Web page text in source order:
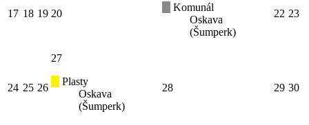
17 18 19 20
Komunál
Oskava
(Šumperk)
22 23
24 25 26
27
Plasty
Oskava
(Šumperk)
28 29 30